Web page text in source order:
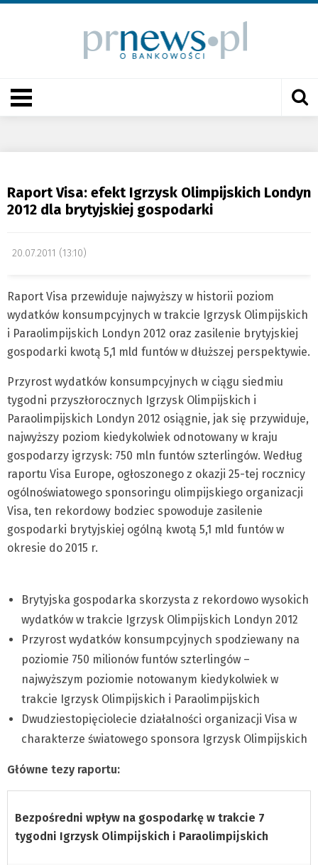
Raport Visa: efekt Igrzysk Olimpijskich Londyn
2012 dla brytyjskiej gospodarki
20.07.2011 (13:10)
Raport Visa przewiduje najwyższy w historii poziom
wydatków konsumpcyjnych w trakcie Igrzysk Olimpijskich
i Paraolimpijskich Londyn 2012 oraz zasilenie brytyjskiej
gospodarki kwotą 5,1 mld funtów w dłuższej perspektywie.
Przyrost wydatków konsumpcyjnych w ciągu siedmiu
tygodni przyszłorocznych Igrzysk Olimpijskich i
Paraolimpijskich Londyn 2012 osiągnie, jak się przywiduje,
najwyższy poziom kiedykolwiek odnotowany w kraju
gospodarzy igrzysk: 750 mln funtów szterlingów. Według
raportu Visa Europe, ogłoszonego z okazji 25-tej rocznicy
ogólnoświatowego sponsoringu olimpijskiego organizacji
Visa, ten rekordowy bodziec spowoduje zasilenie
gospodarki brytyjskiej ogólną kwotą 5,1 mld funtów w
okresie do 2015 r.
Brytyjska gospodarka skorzysta z rekordowo wysokich
wydatków w trakcie Igrzysk Olimpijskich Londyn 2012
Przyrost wydatków konsumpcyjnych spodziewany na
poziomie 750 milionów funtów szterlingów –
najwyższym poziomie notowanym kiedykolwiek w
trakcie Igrzysk Olimpijskich i Paraolimpijskich
Dwudziestopięciolecie działalności organizacji Visa w
charakterze światowego sponsora Igrzysk Olimpijskich
Główne tezy raportu:
Bezpośredni wpływ na gospodarkę w trakcie 7
tygodni Igrzysk Olimpijskich i Paraolimpijskich